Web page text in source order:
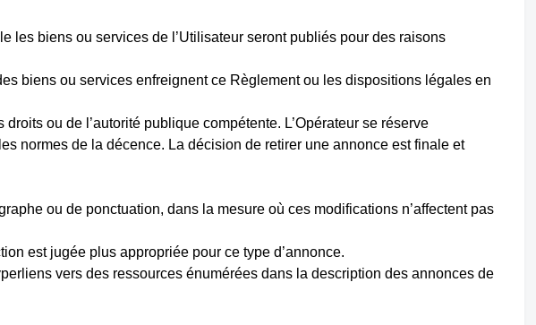
les biens ou services de l’Utilisateur seront publiés pour des raisons
biens ou services enfreignent ce Règlement ou les dispositions légales en
ou de l’autorité publique compétente. L’Opérateur se réserve
normes de la décence. La décision de retirer une annonce est finale et
ou de ponctuation, dans la mesure où ces modifications n’affectent pas
est jugée plus appropriée pour ce type d’annonce.
vers des ressources énumérées dans la description des annonces de